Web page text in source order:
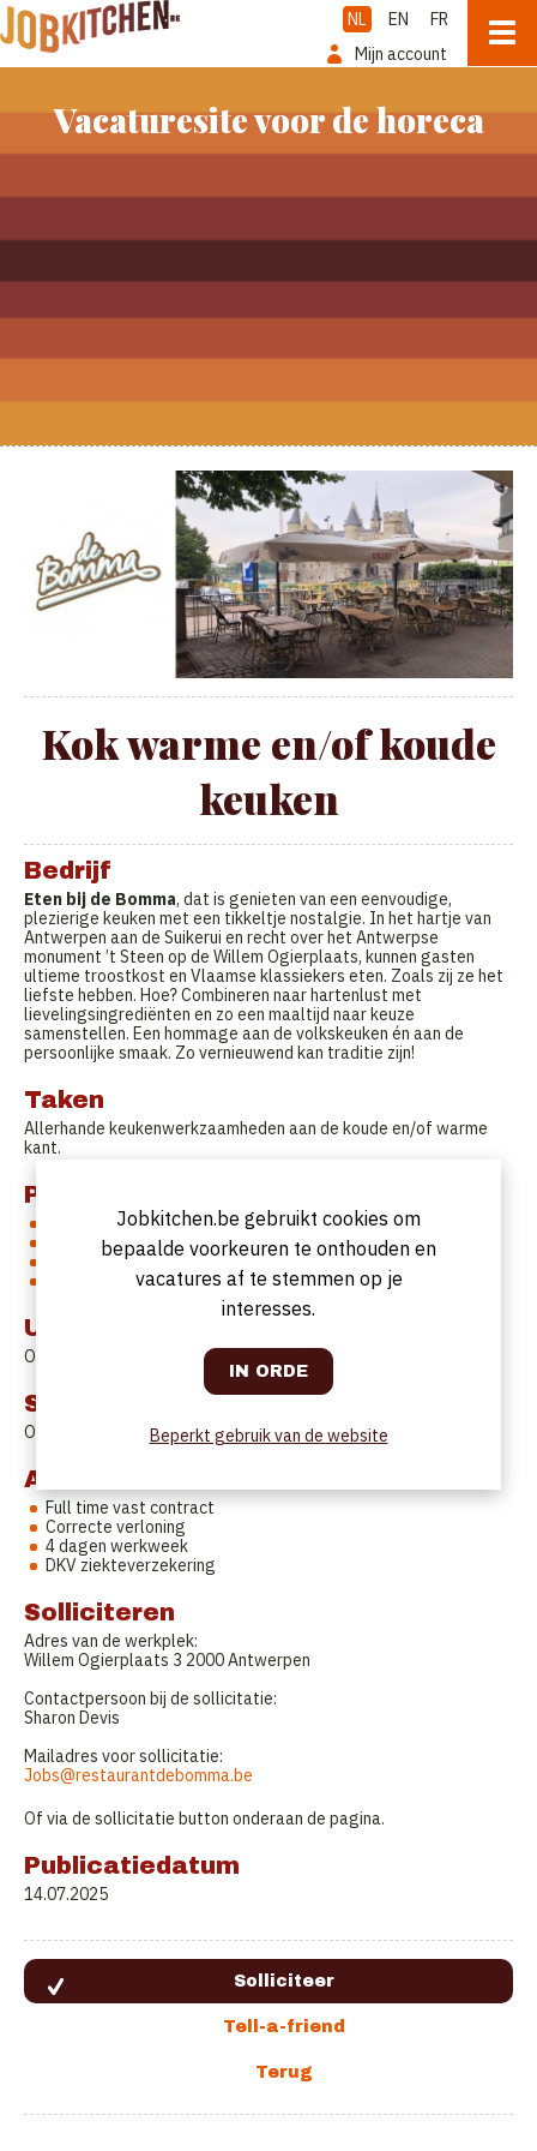
NL EN
FR
Mijn account
Vacaturesite voor de horeca
Kok warme en/of koude
keuken
Bedrijf
Eten bij de Bomma, dat is genieten van een eenvoudige,
plezierige keuken met een tikkeltje nostalgie. In het hartje van
Antwerpen aan de Suikerui en recht over het Antwerpse
monument ’t Steen op de Willem Ogierplaats, kunnen gasten
ultieme troostkost en Vlaamse klassiekers eten. Zoals zij ze het
liefste hebben. Hoe? Combineren naar hartenlust met
lievelingsingrediënten en zo een maaltijd naar keuze
samenstellen. Een hommage aan de volkskeuken én aan de
persoonlijke smaak. Zo vernieuwend kan traditie zijn!
Taken
Allerhande keukenwerkzaamheden aan de koude en/of warme
kant.
Profiel
Gedreven kok voor warme kant / service of koude kant.
Jong iemand die een portie stress aan kan
Persoon die zich goed thuis voelt in een drukke werksfeer
Nederlandstalig
Uurrooster
Ovt.
Startdatum
Onmiddellijk.
Aanbod
Full time vast contract
Correcte verloning
4 dagen werkweek
DKV ziekteverzekering
Solliciteren
Adres van de werkplek:
Willem Ogierplaats 3 2000 Antwerpen
Contactpersoon bij de sollicitatie:
Sharon Devis
Mailadres voor sollicitatie:
Jobs@restaurantdebomma.be
Of via de sollicitatie button onderaan de pagina.
Publicatiedatum
14.07.2025
Jobkitchen.be gebruikt cookies om
bepaalde voorkeuren te onthouden en
vacatures af te stemmen op je
interesses.
Beperkt gebruik van de website